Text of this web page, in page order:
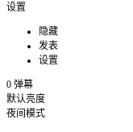
设置
隐藏
发表
设置
0 弹幕
默认亮度
夜间模式